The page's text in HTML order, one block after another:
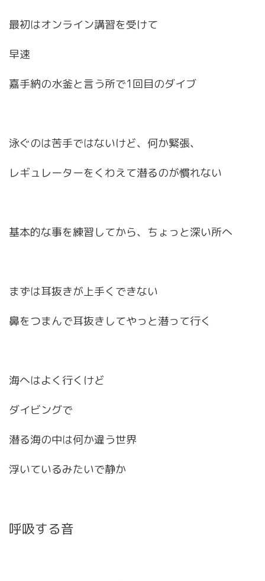
最初はオンライン講習を受けて
早速
嘉手納の水釜と言う所で1回目のダイブ
泳ぐのは苦手ではないけど、何か緊張、
レギュレーターをくわえて潜るのが慣れない
基本的な事を練習してから、ちょっと深い所へ
まずは耳抜きが上手くできない
鼻をつまんで耳抜きしてやっと潜って行く
海へはよく行くけど
ダイビングで
潜る海の中は何か違う世界
浮いているみたいで静か
呼吸する音